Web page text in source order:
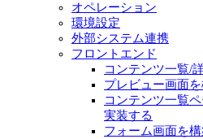
オペレーション
環境設定
外部システム連携
フロントエンド
コンテンツ一覧/
プレビュー画面
コンテンツ一覧
実装する
フォーム画面を